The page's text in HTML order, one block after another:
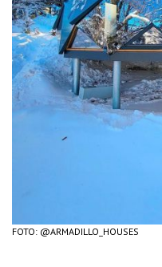
FOTO: @ARMADILLO_HOUSES